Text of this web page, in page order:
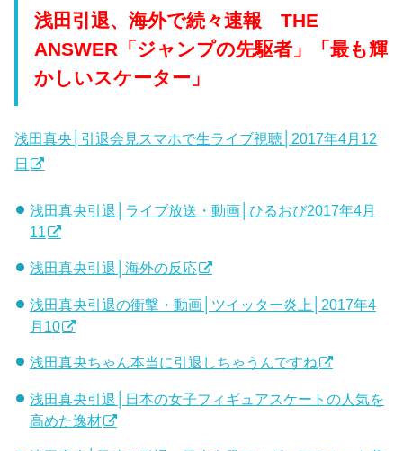
浅田引退、海外で続々速報 THE
ANSWER「ジャンプの先駆者」「最も輝
かしいスケーター」
浅田真央│引退会見スマホで生ライブ視聴│2017年4月12
日
浅田真央引退│ライブ放送・動画│ひるおび2017年4月
11
浅田真央引退│海外の反応
浅田真央引退の衝撃・動画│ツイッター炎上│2017年4
月10
浅田真央ちゃん本当に引退しちゃうんですね
浅田真央引退│日本の女子フィギュアスケートの人気を
高めた逸材